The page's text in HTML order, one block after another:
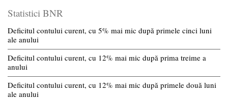
Statistici BNR
Deficitul contului curent, cu 5% mai mic după primele cinci luni
ale anului
Deficitul contului curent, cu 12% mai mic după prima treime a
anului
Deficitul contului curent, cu 12% mai mic după primele două luni
ale anului